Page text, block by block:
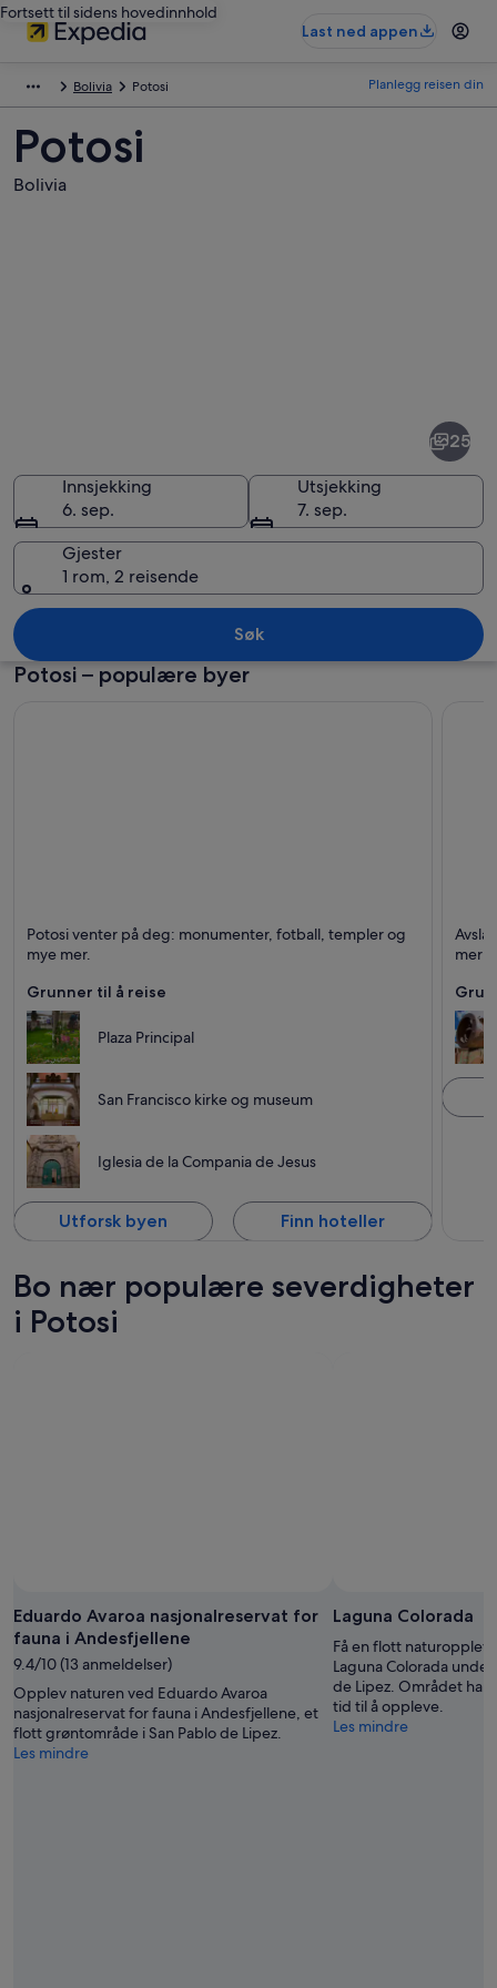
Fortsett til sidens hovedinnhold
Last ned appen
Bolivia Potosi Planlegg reisen din
Potosi
Bolivia
25
Innsjekking
6. sep.
Utsjekking
7. sep.
Gjester
1 rom, 2 reisende
Søk
Potosi – populære byer
Kjent for Turer, Budsjettvennlig og Monumenter
Potosi venter på deg: monumenter, fotball, templer og
mye mer.
Grunner til å reise
Plaza Principal
San Francisco kirke og museum
Iglesia de la Compania de Jesus
Utforsk byen Finn hoteller
mer!
Bo nær populære severdigheter
i Potosi
(fri
AdventureJ
Eduardo Avaroa nasjonalreservat for
fauna i Andesfjellene
9.4/10 (13 anmeldelser)
Opplev naturen ved Eduardo Avaroa
nasjonalreservat for fauna i Andesfjellene, et
flott grøntområde i San Pablo de Lipez.
Les mindre
Laguna Colorada
Få en flott
Laguna Colorada
de Lipez. Området har
tid til å oppleve.
Les mindre